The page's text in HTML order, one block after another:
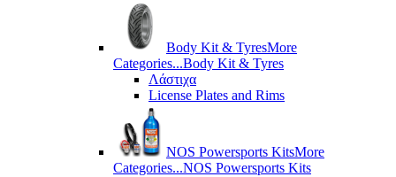
Body Kit & TyresMore
Categories...Body Kit & Tyres
Λάστιχα
License Plates and Rims
NOS Powersports KitsMore
Categories...NOS Powersports Kits